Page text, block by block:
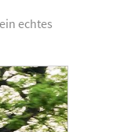
echtes